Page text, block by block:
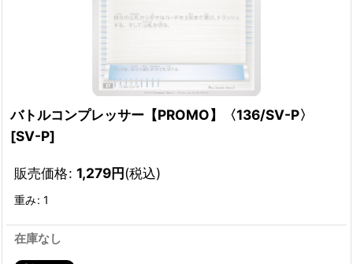
バトルコンプレッサー【PROMO】〈136/SV-P〉
[SV-P]
販売価格: 1,279円(税込)
重み: 1
在庫なし